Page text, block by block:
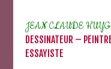
contenu
JEAN CLAUDE
DESSINATEUR –
ESSAYISTE